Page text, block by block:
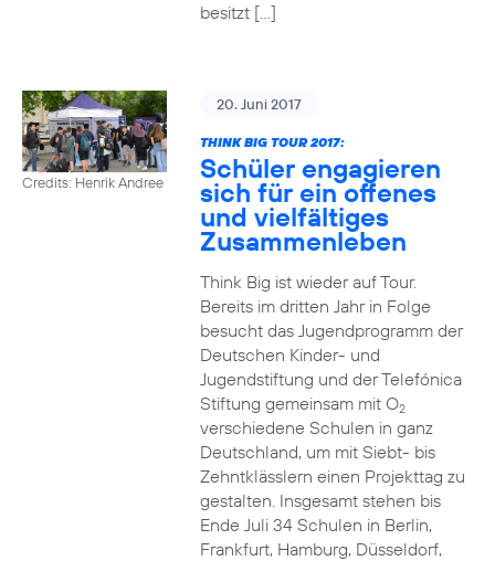
besitzt […]
Credits: Henrik Andree
20. Juni 2017
THINK BIG TOUR 2017:
Schüler engagieren
sich für ein offenes
und vielfältiges
Zusammenleben
Think Big ist wieder auf Tour.
Bereits im dritten Jahr in Folge
besucht das Jugendprogramm der
Deutschen Kinder- und
Jugendstiftung und der Telefónica
Stiftung gemeinsam mit O2
verschiedene Schulen in ganz
Deutschland, um mit Siebt- bis
Zehntklässlern einen Projekttag zu
gestalten. Insgesamt stehen bis
Ende Juli 34 Schulen in Berlin,
Frankfurt, Hamburg, Düsseldorf,